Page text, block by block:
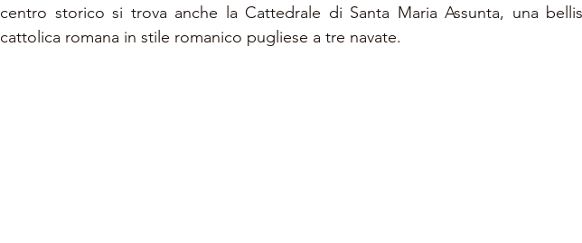
centro storico si trova anche la Cattedrale di Santa Maria Assunta, una
cattolica romana in stile romanico pugliese a tre navate.